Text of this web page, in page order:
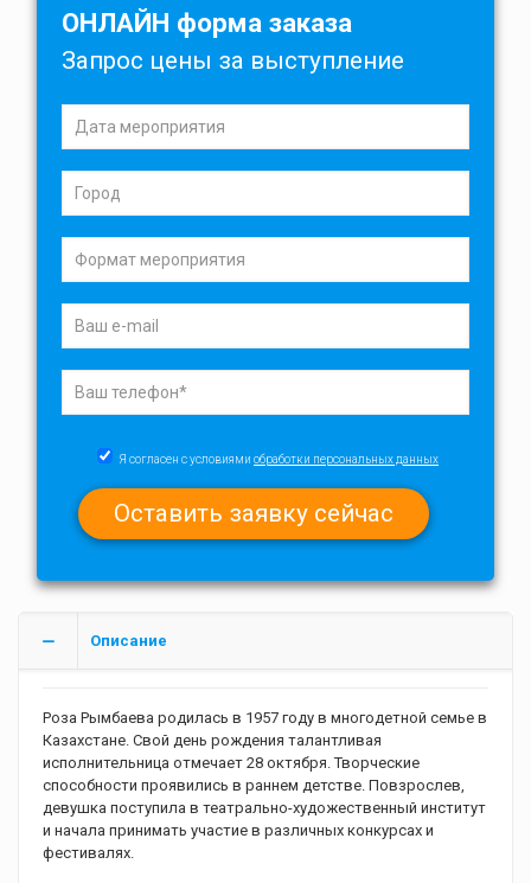
ОНЛАЙН форма заказа
Запрос цены за выступление
Я согласен с условиями обработки персональных данных
Описание
Роза Рымбаева родилась в 1957 году в многодетной семье в
Казахстане. Свой день рождения талантливая
исполнительница отмечает 28 октября. Творческие
способности проявились в раннем детстве. Повзрослев,
девушка поступила в театрально-художественный институт
и начала принимать участие в различных конкурсах и
фестивалях.